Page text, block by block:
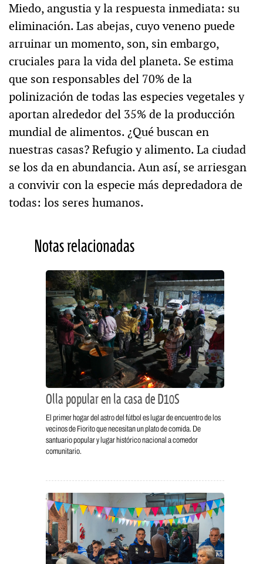
Miedo, angustia y la respuesta inmediata: su
eliminación. Las abejas, cuyo veneno puede
arruinar un momento, son, sin embargo,
cruciales para la vida del planeta. Se estima
que son responsables del 70% de la
polinización de todas las especies vegetales y
aportan alrededor del 35% de la producción
mundial de alimentos. ¿Qué buscan en
nuestras casas? Refugio y alimento. La ciudad
se los da en abundancia. Aun así, se arriesgan
a convivir con la especie más depredadora de
todas: los seres humanos.
Notas relacionadas
Olla popular en la casa de D10S
El primer hogar del astro del fútbol es lugar de encuentro de los
vecinos de Fiorito que necesitan un plato de comida. De
santuario popular y lugar histórico nacional a comedor
comunitario.